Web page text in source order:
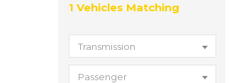
1 Vehicles Matching
Transmission
Passenger